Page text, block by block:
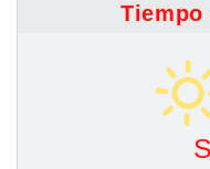
Tiempo